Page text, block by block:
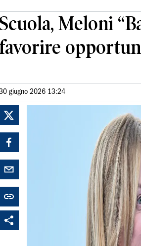
Meloni
favorire
giugno 2026 13:24